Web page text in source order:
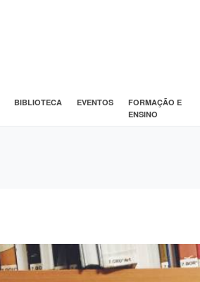
BIBLIOTECA EVENTOS
FORMAÇÃO E
ENSINO